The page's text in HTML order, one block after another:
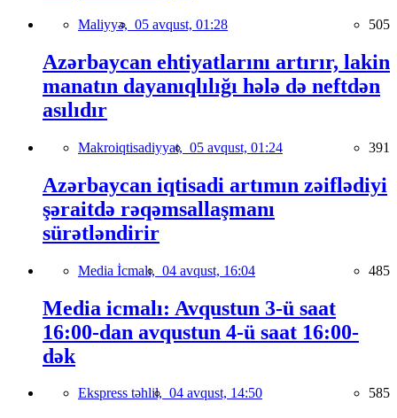
Maliyyə, 05 avqust, 01:28 505
Azərbaycan ehtiyatlarını artırır, lakin
manatın dayanıqlılığı hələ də neftdən
asılıdır
Makroiqtisadiyyat, 05 avqust, 01:24 391
Azərbaycan iqtisadi artımın zəiflədiyi
şəraitdə rəqəmsallaşmanı
sürətləndirir
Media İcmalı, 04 avqust, 16:04 485
Media icmalı: Avqustun 3-ü saat
16:00-dan avqustun 4-ü saat 16:00-
dək
Ekspress təhlil, 04 avqust, 14:50 585